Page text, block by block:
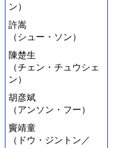
ン）
許嵩
（シュー・ソン）
陳楚生
（チェン・チュウシェ
ン）
胡彦斌
（アンソン・フー）
竇靖童
（ドウ・ジントン／